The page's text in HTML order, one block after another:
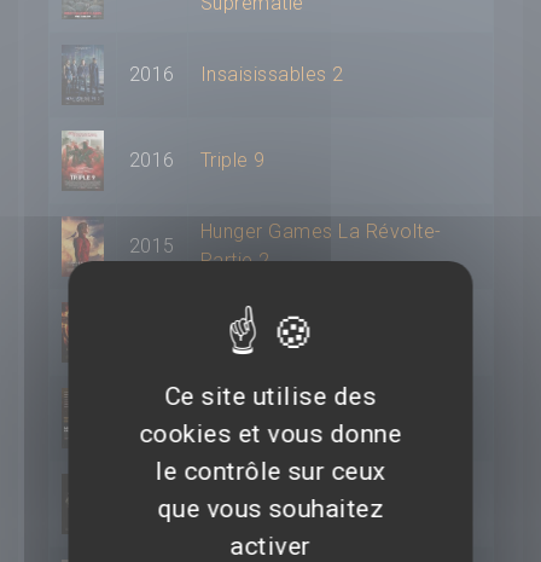
2016 Insaisissables 2
2016 Triple 9
2015
Hunger Games La Révolte-
Partie 2
Hunger Games- La Révolte :
Partie 1
2013
L'embrasement
Ce site utilise des
cookies et vous donne
le contrôle sur ceux
que vous souhaitez
activer